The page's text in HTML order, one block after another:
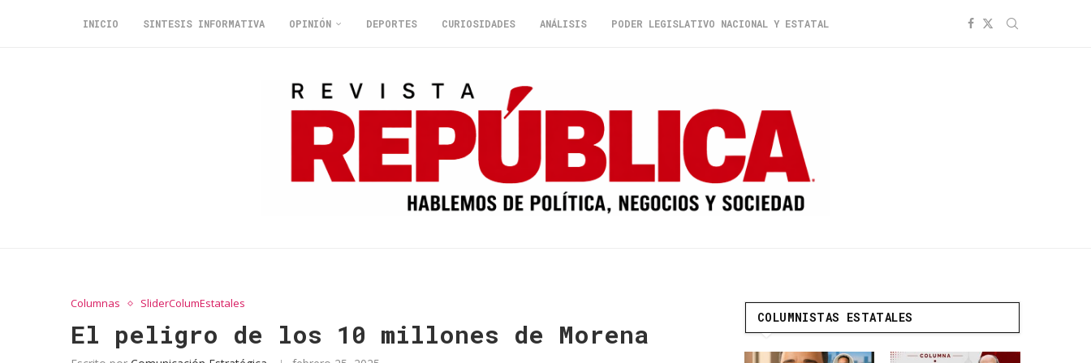
INICIO SINTESIS INFORMATIVA OPINIÓN DEPORTES CURIOSIDADES ANÁLISIS PODER LEGISLATIVO NACIONAL Y ESTATAL
Columnas SliderColumEstatales
El peligro de los 10 millones de Morena
COLUMNISTAS ESTATALES